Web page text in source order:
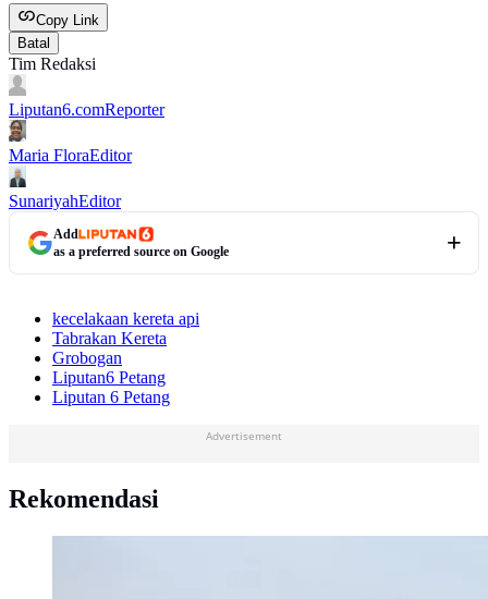
Copy Link
Batal
Tim Redaksi
Liputan6.comReporter
Maria FloraEditor
SunariyahEditor
Add
as a preferred source on Google
kecelakaan kereta api
Tabrakan Kereta
Grobogan
Liputan6 Petang
Liputan 6 Petang
Advertisement
Rekomendasi